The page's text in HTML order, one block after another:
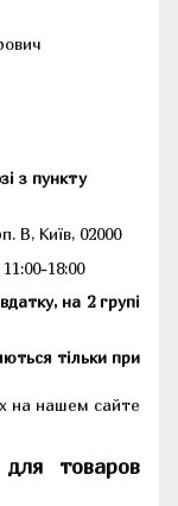
з пункту
В, Київ, 02000
18:00
на 2 групі
тільки при
на нашем сайте
товаров